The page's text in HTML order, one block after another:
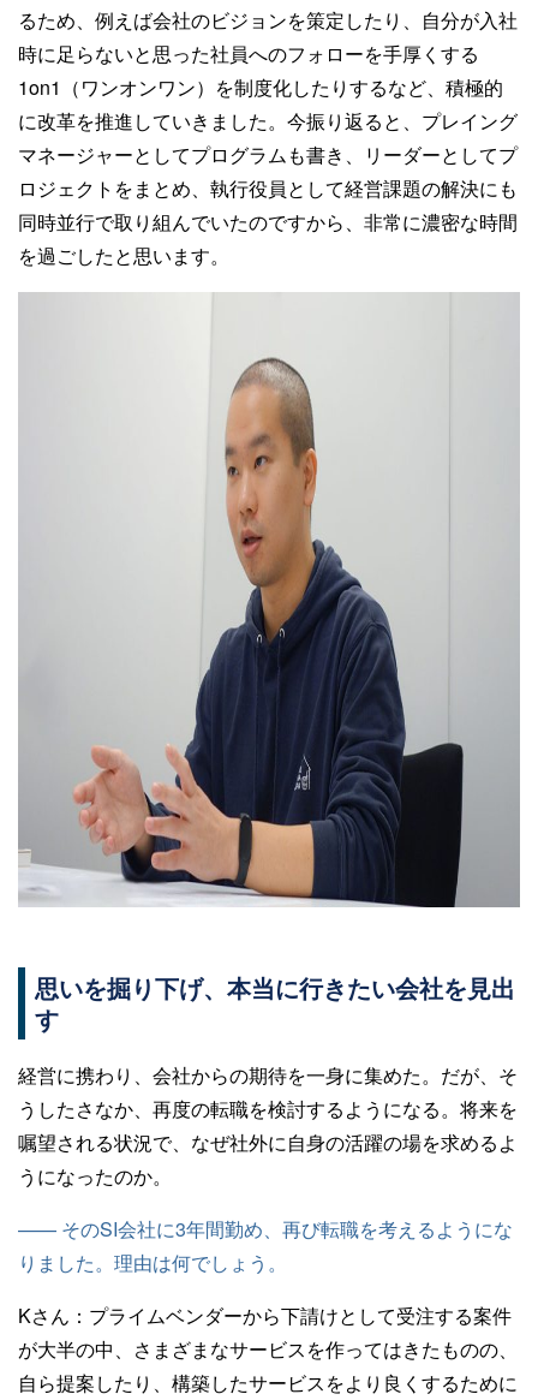
るため、例えば会社のビジョンを策定したり、自分が入社
時に足らないと思った社員へのフォローを手厚くする
1on1（ワンオンワン）を制度化したりするなど、積極的
に改革を推進していきました。今振り返ると、プレイング
マネージャーとしてプログラムも書き、リーダーとしてプ
ロジェクトをまとめ、執行役員として経営課題の解決にも
同時並行で取り組んでいたのですから、非常に濃密な時間
を過ごしたと思います。
思いを掘り下げ、本当に行きたい会社を見出
す
経営に携わり、会社からの期待を一身に集めた。だが、そ
うしたさなか、再度の転職を検討するようになる。将来を
嘱望される状況で、なぜ社外に自身の活躍の場を求めるよ
うになったのか。
—— そのSI会社に3年間勤め、再び転職を考えるようにな
りました。理由は何でしょう。
Kさん： プライムベンダーから下請けとして受注する案件
が大半の中、さまざまなサービスを作ってはきたものの、
自ら提案したり、構築したサービスをより良くするために